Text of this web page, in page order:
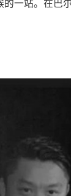
一站。在巴